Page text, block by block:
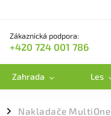
Zákaznická podpora:
+420 724 001 786
Zahrada Les
Nakladače MultiOne